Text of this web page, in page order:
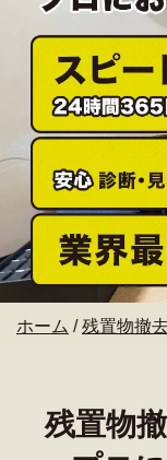
ホーム /残置物撤
残置物